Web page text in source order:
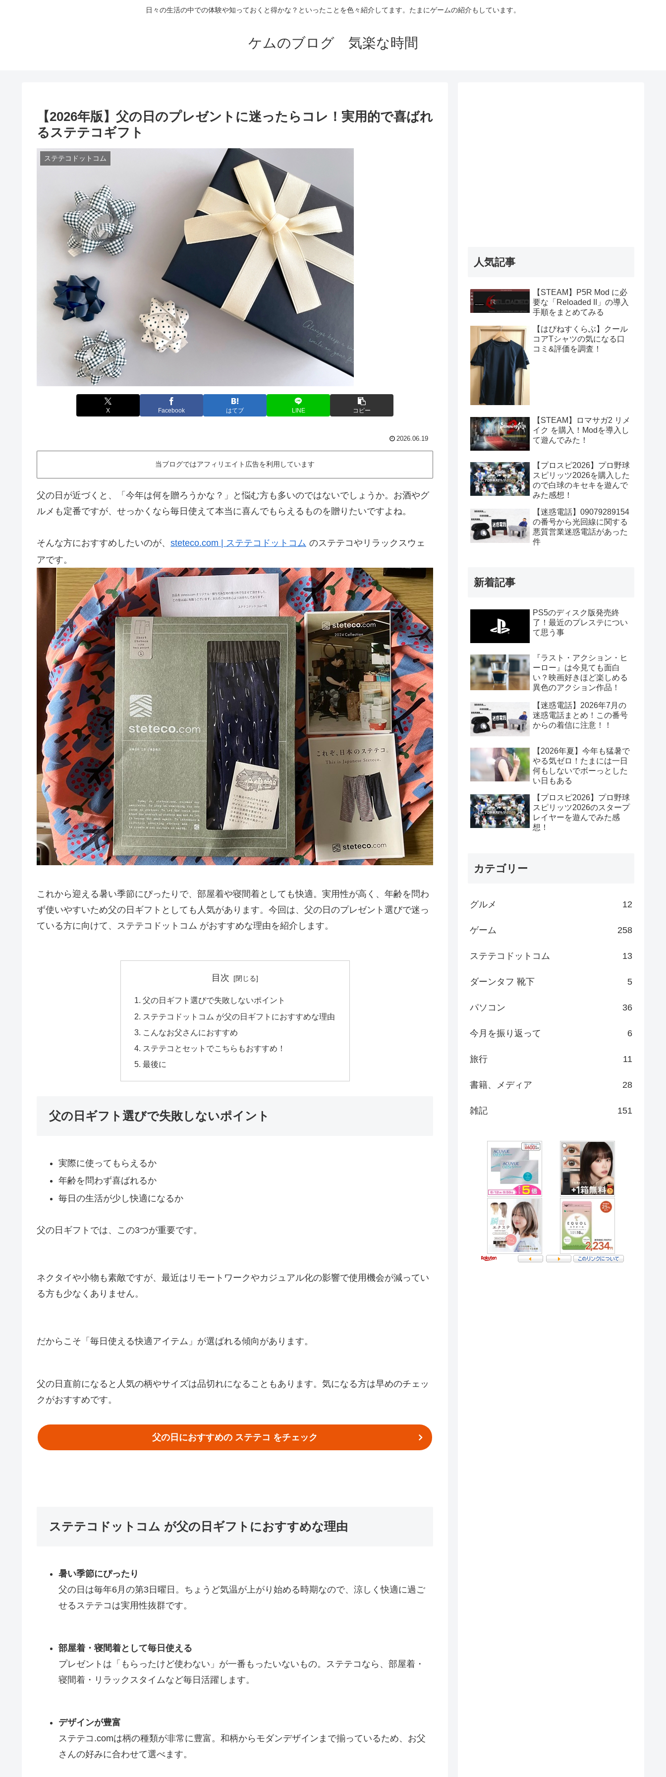
日々の生活の中での体験や知っておくと得かな？といったことを色々紹介してます。たまにゲームの紹介もしています。
ケムのブログ 気楽な時間
【2026年版】父の日のプレゼントに迷ったらコレ！実用的で喜ばれ
るステテコギフト
ステテコドットコム
X Facebook はてブ LINE コピー
2026.06.19
当ブログではアフィリエイト広告を利用しています
父の日が近づくと、「今年は何を贈ろうかな？」と悩む方も多いのではないでしょうか。お酒やグ
ルメも定番ですが、せっかくなら毎日使えて本当に喜んでもらえるものを贈りたいですよね。
そんな方におすすめしたいのが、 steteco.com | ステテコドットコム のステテコやリラックスウェ
アです。
これから迎える暑い季節にぴったりで、部屋着や寝間着としても快適。実用性が高く、年齢を問わ
ず使いやすいため父の日ギフトとしても人気があります。今回は、父の日のプレゼント選びで迷っ
ている方に向けて、ステテコドットコム がおすすめな理由を紹介します。
目次
父の日ギフト選びで失敗しないポイント
ステテコドットコム が父の日ギフトにおすすめな理由
こんなお父さんにおすすめ
ステテコとセットでこちらもおすすめ！
最後に
父の日ギフト選びで失敗しないポイント
実際に使ってもらえるか
年齢を問わず喜ばれるか
毎日の生活が少し快適になるか
父の日ギフトでは、この3つが重要です。
ネクタイや小物も素敵ですが、最近はリモートワークやカジュアル化の影響で使用機会が減ってい
る方も少なくありません。
だからこそ「毎日使える快適アイテム」が選ばれる傾向があります。
父の日直前になると人気の柄やサイズは品切れになることもあります。気になる方は早めのチェッ
クがおすすめです。
父の日におすすめの ステテコ をチェック
ステテコドットコム が父の日ギフトにおすすめな理由
暑い季節にぴったり
父の日は毎年6月の第3日曜日。ちょうど気温が上がり始める時期なので、涼しく快適に過ご
せるステテコは実用性抜群です。
部屋着・寝間着として毎日使える
プレゼントは「もらったけど使わない」が一番もったいないもの。ステテコなら、部屋着・
寝間着・リラックスタイムなど毎日活躍します。
デザインが豊富
ステテコ.comは柄の種類が非常に豊富。和柄からモダンデザインまで揃っているため、お父
さんの好みに合わせて選べます。
人気記事
【STEAM】P5R Mod に必
要な「Reloaded II」の導入
手順をまとめてみる
【はぴねすくらぶ】クール
コアTシャツの気になる口
コミ&評価を調査！
【STEAM】ロマサガ2 リメ
イク を購入！Modを導入し
て遊んでみた！
【プロスピ2026】プロ野球
スピリッツ2026を購入した
ので白球のキセキを遊んで
みた感想！
【迷惑電話】09079289154
の番号から光回線に関する
悪質営業迷惑電話があった
件
新着記事
PS5のディスク版発売終
了！最近のプレステについ
て思う事
『ラスト・アクション・ヒ
ーロー』は今見ても面白
い？映画好きほど楽しめる
異色のアクション作品！
【迷惑電話】2026年7月の
迷惑電話まとめ！この番号
からの着信に注意！！
【2026年夏】今年も猛暑で
やる気ゼロ！たまには一日
何もしないでボーっとした
い日もある
【プロスピ2026】プロ野球
スピリッツ2026のスタープ
レイヤーを遊んでみた感
想！
カテゴリー
グルメ 12
ゲーム 258
ステテコドットコム 13
ダーンタフ 靴下 5
パソコン 36
今月を振り返って 6
旅行 11
書籍、メディア 28
雑記 151